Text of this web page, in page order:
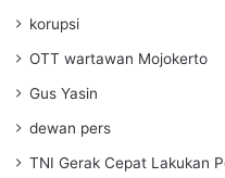
korupsi
OTT wartawan Mojokerto
Gus Yasin
dewan pers
TNI Gerak Cepat Lakukan